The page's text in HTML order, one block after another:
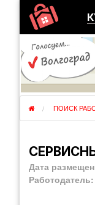
ПОИСК
Дата
Работодатель: